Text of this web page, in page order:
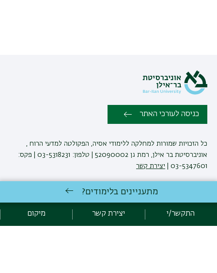
כניסה לעורכי האתר
כל הזכויות שמורות למחלקה ללימודי אסיה, הפקולטה למדעי הרוח ,
אוניברסיטת בר אילן, רמת גן 52090002 | טלפון: 03-5318231 | פקס:
03-5347601 |
יצירת קשר
אגף תקשוב, אוניברסיטת בר-אילן
הצהרת נגישות
מדיניות פרטיות
מתעניינים בלימודים?
התקשר/י יצירת קשר מיקום